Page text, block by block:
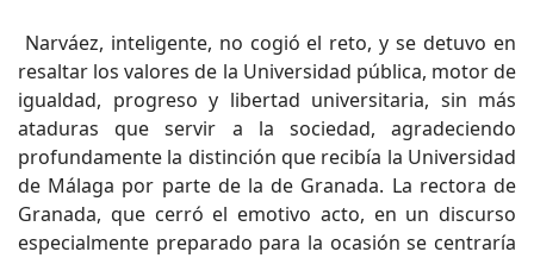
Narváez, inteligente, no cogió el reto, y se detuvo en
resaltar los valores de la Universidad pública, motor de
igualdad, progreso y libertad universitaria, sin más
ataduras que servir a la sociedad, agradeciendo
profundamente la distinción que recibía la Universidad
de Málaga por parte de la de Granada. La rectora de
Granada, que cerró el emotivo acto, en un discurso
especialmente preparado para la ocasión se centraría